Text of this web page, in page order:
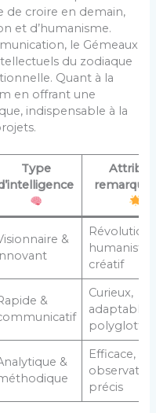
de croire en demain,
et d’humanisme.
le Gémeaux
du zodiaque
Quant à la
en offrant une
indispensable à la
Type
&
humaniste,
créatif
&
Curieux,
adaptable,
polyglotte
&
Efficace,
précis